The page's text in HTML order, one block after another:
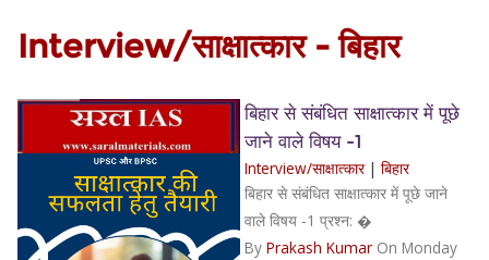
Interview/साक्षात्कार - बिहार
बिहार से संबंधित साक्षात्कार में पूछे
जाने वाले विषय -1
Interview/साक्षात्कार| बिहार
बिहार से संबंधित साक्षात्कार में पूछे जाने
वाले विषय -1 प्रश्न: �
By Prakash KumarOn Monday